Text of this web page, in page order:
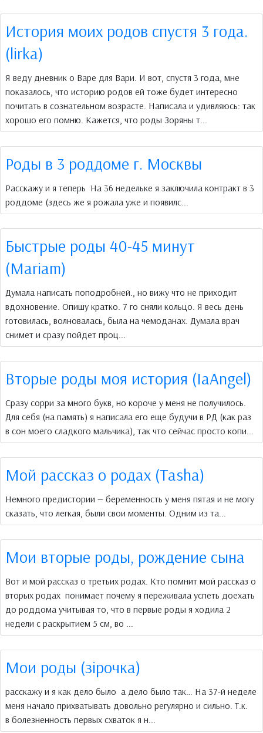
История моих родов спустя 3 года.
(lirka)
Я веду дневник о Варе для Вари. И вот, спустя 3 года, мне
показалось, что историю родов ей тоже будет интересно
почитать в сознательном возрасте. Написала и удивляюсь: так
хорошо его помню. Кажется, что роды Зоряны т...
Роды в 3 роддоме г. Москвы
Расскажу и я теперь На 36 недельке я заключила контракт в 3
роддоме (здесь же я рожала уже и появилс...
Быстрые роды 40-45 минут
(Mariam)
Думала написать поподробней., но вижу что не приходит
вдохновение. Опишу кратко. 7 го сняли кольцо. Я весь день
готовилась, волновалась, была на чемоданах. Думала врач
снимет и сразу пойдет проц...
Вторые роды моя история (IaAngel)
Сразу сорри за много букв, но короче у меня не получилось.
Для себя (на память) я написала его еще будучи в РД (как раз
в сон моего сладкого мальчика), так что сейчас просто копи...
Мой рассказ о родах (Tasha)
Немного предистории — беременность у меня пятая и не могу
сказать, что легкая, были свои моменты. Одним из та...
Мои вторые роды, рождение сына
Вот и мой рассказ о третьих родах. Кто помнит мой рассказ о
вторых родах понимает почему я переживала успеть доехать
до роддома учитывая то, что в первые роды я ходила 2
недели с раскрытием 5 см, во ...
Мои роды (зірочка)
расскажу и я как дело было а дело было так… На 37-й неделе
меня начало прихватывать довольно регулярно и сильно. Т.к.
в болезненность первых схваток я н...